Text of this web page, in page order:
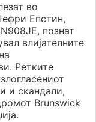
во
Епстин,
познат
влијателните
Ретките
и скандали,
Brunswick